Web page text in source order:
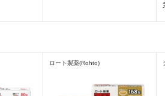
ロート製薬(Rohto)